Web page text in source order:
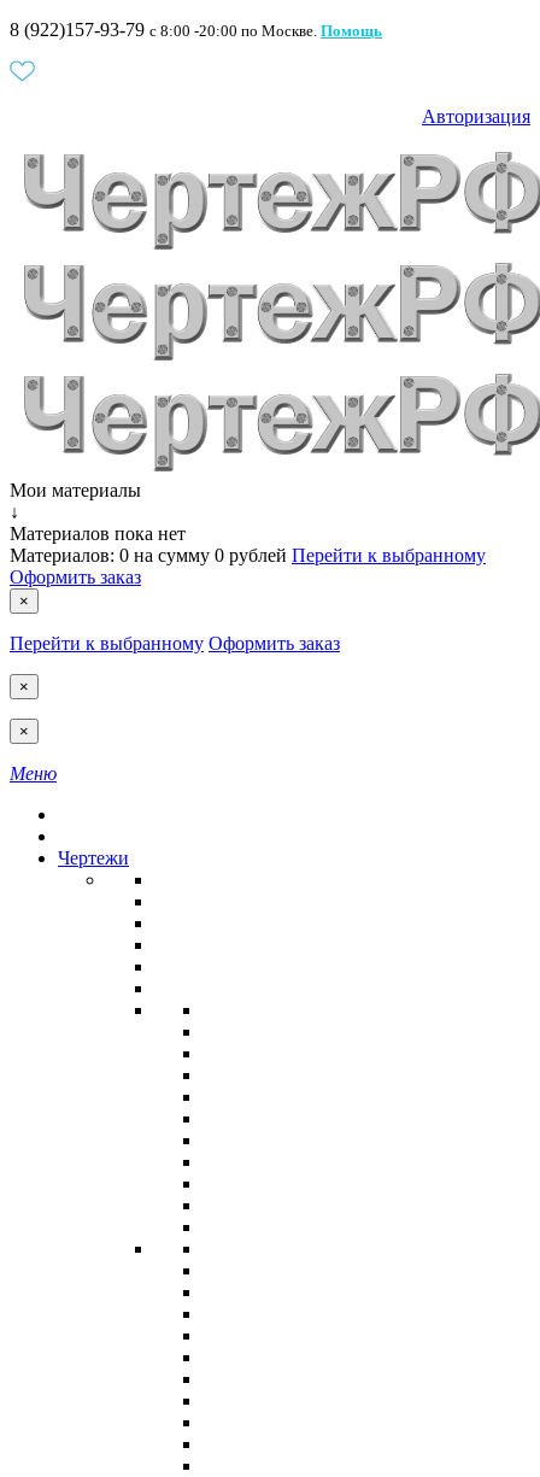
8 (922)157-93-79 c 8:00 -20:00 по Москве. Помощь
Авторизация
Мои материалы
↓
Материалов пока нет
Материалов: 0 на сумму 0 рублей Перейти к выбранному
Оформить заказ
×
Перейти к выбранному Оформить заказ
×
×
Меню
Чертежи